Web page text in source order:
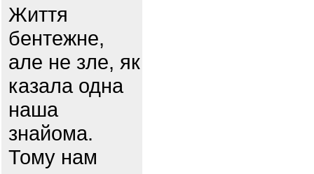
Життя
бентежне,
але не зле, як
казала одна
наша
знайома.
Тому нам